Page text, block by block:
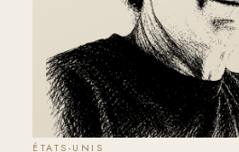
ÉTATS-UNIS